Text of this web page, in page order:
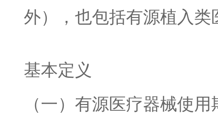
外），也包括有源植入类
基本定义
（一）有源医疗器械使用